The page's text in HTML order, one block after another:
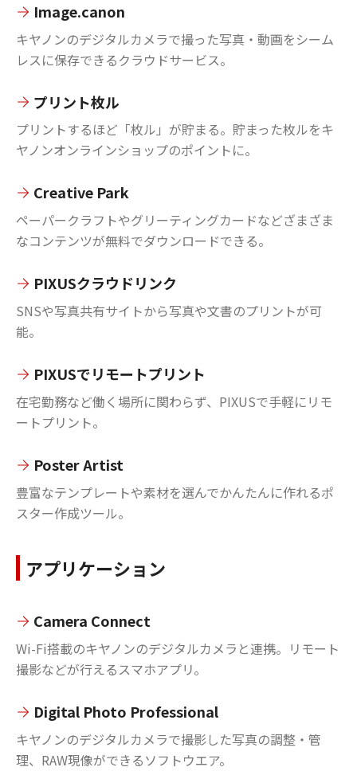
Image.canon
キヤノンのデジタルカメラで撮った写真・動画をシーム
レスに保存できるクラウドサービス。
プリント枚ル
プリントするほど「枚ル」が貯まる。貯まった枚ルをキ
ヤノンオンラインショップのポイントに。
Creative Park
ペーパークラフトやグリーティングカードなどざまざま
なコンテンツが無料でダウンロードできる。
PIXUSクラウドリンク
SNSや写真共有サイトから写真や文書のプリントが可
能。
PIXUSでリモートプリント
在宅勤務など働く場所に関わらず、PIXUSで手軽にリモ
ートプリント。
Poster Artist
豊富なテンプレートや素材を選んでかんたんに作れるポ
スター作成ツール。
アプリケーション
Camera Connect
Wi-Fi搭載のキヤノンのデジタルカメラと連携。リモート
撮影などが行えるスマホアプリ。
Digital Photo Professional
キヤノンのデジタルカメラで撮影した写真の調整・管
理、RAW現像ができるソフトウエア。